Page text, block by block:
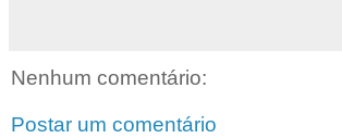
Nenhum comentário:
Postar um comentário